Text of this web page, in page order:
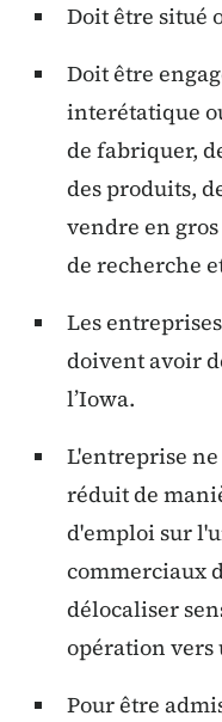
Doit être situé
Doit être
interétatique
de fabriquer,
des produits,
vendre en
de recherche
Les
doivent avoir
l’Iowa.
L'entreprise
réduit de
d'emploi sur
commerciaux
délocaliser
opération vers
Pour être